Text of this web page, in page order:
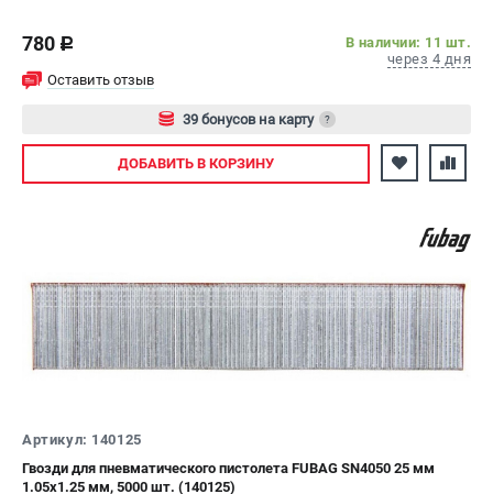
780 c
В наличии: 11 шт.
через 4 дня
Оставить отзыв
39 бонусов на карту ?
Авторизуйтесь
ДОБАВИТЬ В КОРЗИНУ
Артикул: 140125
Гвозди для пневматического пистолета FUBAG SN4050 25 мм
1.05x1.25 мм, 5000 шт. (140125)